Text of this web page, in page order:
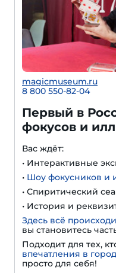
magicmuseum.ru
8 800 550-82-04
Первый в
фокусов и
Вас ждёт:
• Интерактивные
• Шоу фокусников и
• Спиритический
• История и
Здесь всё
вы становитесь
Подходит для тех,
впечатления в
просто для себя!